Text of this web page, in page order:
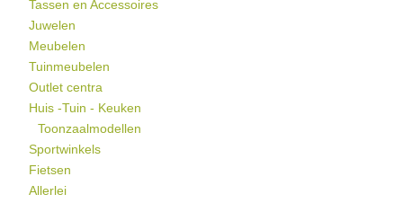
Tassen en Accessoires
Juwelen
Meubelen
Tuinmeubelen
Outlet centra
Huis -Tuin - Keuken
Toonzaalmodellen
Sportwinkels
Fietsen
Allerlei